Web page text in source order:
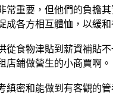
重要，但他們的負擔
各方相互體恤，以緩
食物津貼到薪資補貼
店鋪做營生的小商賈啊。
密和能做到有客觀的